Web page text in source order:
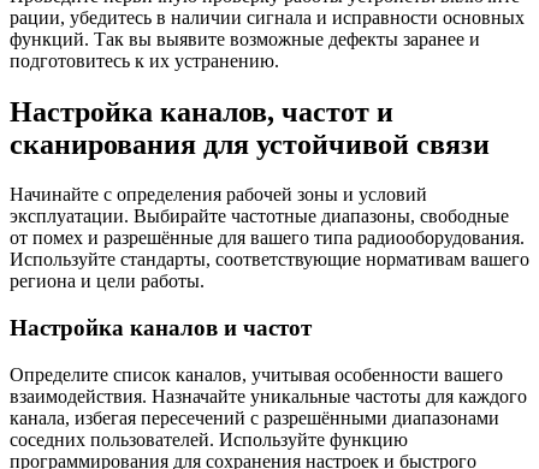
рации, убедитесь в наличии сигнала и исправности основных
функций. Так вы выявите возможные дефекты заранее и
подготовитесь к их устранению.
Настройка каналов, частот и
сканирования для устойчивой связи
Начинайте с определения рабочей зоны и условий
эксплуатации. Выбирайте частотные диапазоны, свободные
от помех и разрешённые для вашего типа радиооборудования.
Используйте стандарты, соответствующие нормативам вашего
региона и цели работы.
Настройка каналов и частот
Определите список каналов, учитывая особенности вашего
взаимодействия. Назначайте уникальные частоты для каждого
канала, избегая пересечений с разрешёнными диапазонами
соседних пользователей. Используйте функцию
программирования для сохранения настроек и быстрого